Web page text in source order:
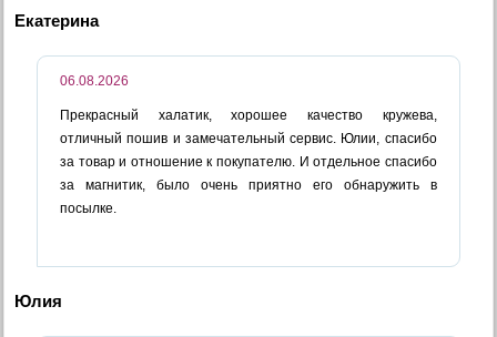
Екатерина
06.08.2026
Прекрасный халатик, хорошее качество кружева,
отличный пошив и замечательный сервис. Юлии, спасибо
за товар и отношение к покупателю. И отдельное спасибо
за магнитик, было очень приятно его обнаружить в
посылке.
Юлия